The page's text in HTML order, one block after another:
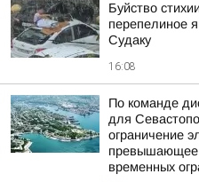
Буйство
перепелиное
Судаку
16:08
По команде
для
ограничение
превышающее
временных